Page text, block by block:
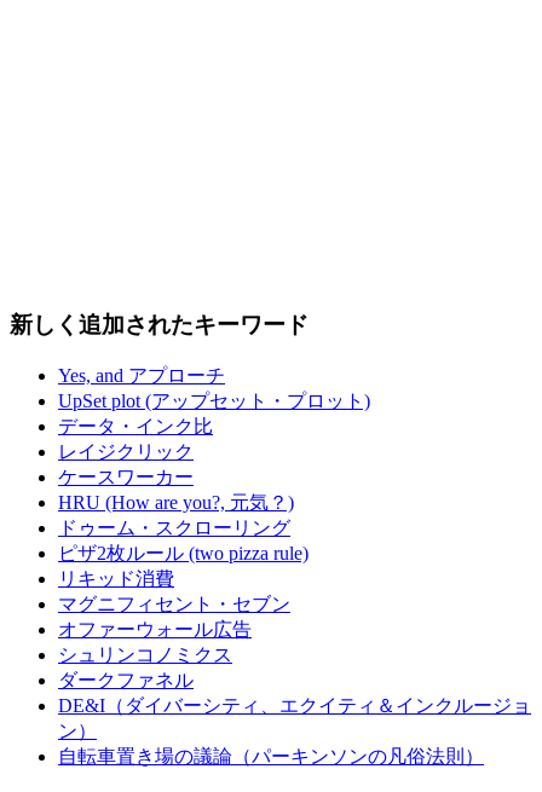
新しく追加されたキーワード
Yes, and アプローチ
UpSet plot (アップセット・プロット)
データ・インク比
レイジクリック
ケースワーカー
HRU (How are you?, 元気？)
ドゥーム・スクローリング
ピザ2枚ルール (two pizza rule)
リキッド消費
マグニフィセント・セブン
オファーウォール広告
シュリンコノミクス
ダークファネル
DE&I（ダイバーシティ、エクイティ＆インクルージョ
ン）
自転車置き場の議論（パーキンソンの凡俗法則）